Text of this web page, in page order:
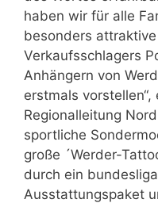
haben wir für alle
besonders
Verkaufsschlagers
Anhängern von
erstmals
Regionalleitung
sportliche
große ´Werder-
durch ein
Ausstattungspaket